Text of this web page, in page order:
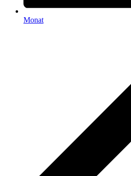
Monat